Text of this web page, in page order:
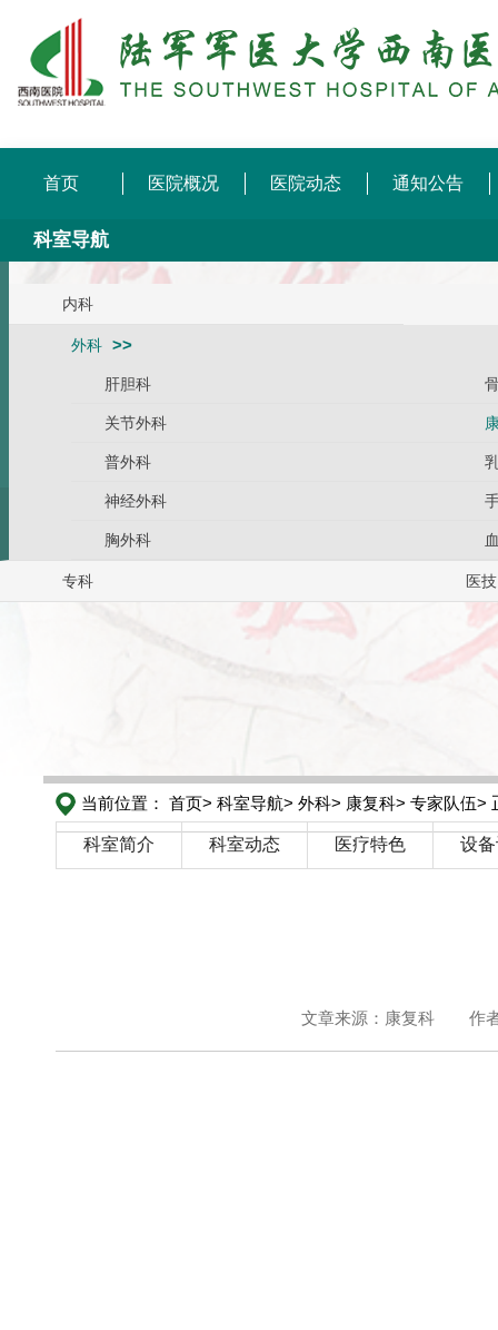
首页 医院概况 医院动态 通知公告
科室导航
内科
外科
肝胆科
关节外科
普外科
神经外科
胸外科
专科 医技
当前位置： 首页> 科室导航> 外科> 康复科> 专家队伍>
科室简介 科室动态 医疗特色 设
文章来源：康复科 作